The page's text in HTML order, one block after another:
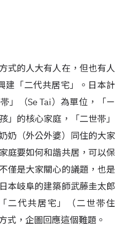
式的人大有人在，但也有人
「二代共居宅」。日本計
」（Se Tai）為單位，「ㄧ
」的核心家庭，「二世帯」
奶（外公外婆）同住的大家
庭要如何和諧共居，可以保
僅是大家關心的議題，也是
本岐阜的建築師武藤圭太郎
二代共居宅」（二世帯住
式，企圖回應這個難題。